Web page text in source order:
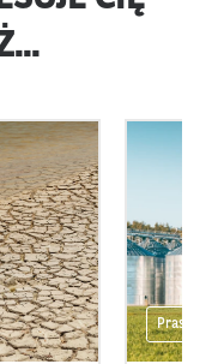
Prasa